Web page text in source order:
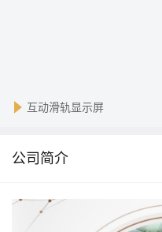
互动滑轨显示屏
公司简介